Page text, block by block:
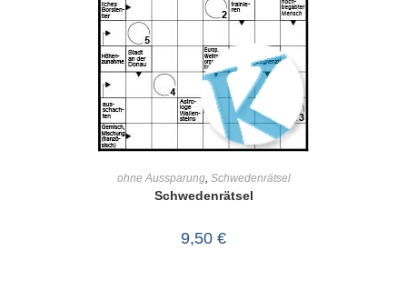
ohne Aussparung, Schwedenrätsel
Schwedenrätsel
9,50 €